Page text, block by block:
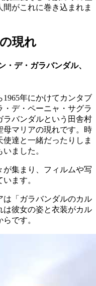
がこれに巻き込まれま
現れ
・デ・ガラバンダル、
1965年にかけてカンタブ
・デ・ペーニャ・サグラ
ラバンダルという田舎村
母マリアの現れです。時
達と一緒だったりしま
ました。
集まり、フィルムや写
ます。
は「ガラバンダルのカル
は彼女の姿と衣装がカル
です。